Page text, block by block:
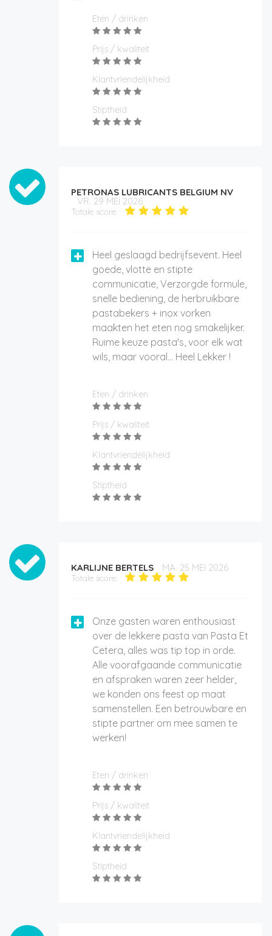
Eten / drinken
Prijs / kwaliteit
Klantvriendelijkheid
Stiptheid
PETRONAS LUBRICANTS BELGIUM NV
VR. 29 MEI 2026
Totale score:
Heel geslaagd bedrijfsevent. Heel
goede, vlotte en stipte
communicatie, Verzorgde formule,
snelle bediening, de herbruikbare
pastabekers + inox vorken
maakten het eten nog smakelijker.
Ruime keuze pasta's, voor elk wat
wils, maar vooral... Heel Lekker !
Eten / drinken
Prijs / kwaliteit
Klantvriendelijkheid
Stiptheid
KARLIJNE BERTELS MA. 25 MEI 2026
Totale score:
Onze gasten waren enthousiast
over de lekkere pasta van Pasta Et
Cetera, alles was tip top in orde.
Alle voorafgaande communicatie
en afspraken waren zeer helder,
we konden ons feest op maat
samenstellen. Een betrouwbare en
stipte partner om mee samen te
werken!
Eten / drinken
Prijs / kwaliteit
Klantvriendelijkheid
Stiptheid